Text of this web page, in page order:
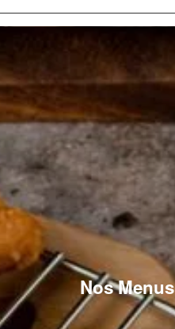
Nos Menus